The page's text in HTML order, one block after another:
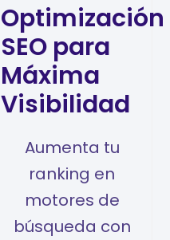
Optimización
SEO para
Máxima
Visibilidad
Aumenta tu
ranking en
motores de
búsqueda con